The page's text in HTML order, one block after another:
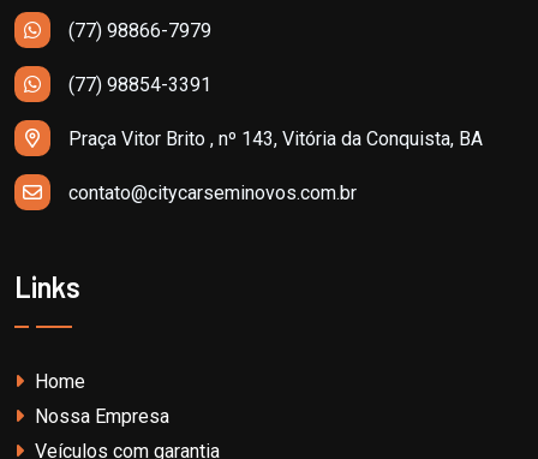
(77) 98866-7979
(77) 98854-3391
Praça Vitor Brito , nº 143, Vitória da Conquista, BA
contato@citycarseminovos.com.br
Links
Home
Nossa Empresa
Veículos com garantia